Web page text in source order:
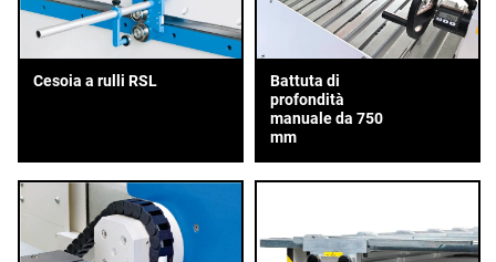
Cesoia a rulli RSL
Battuta di
profondità
manuale da 750
mm